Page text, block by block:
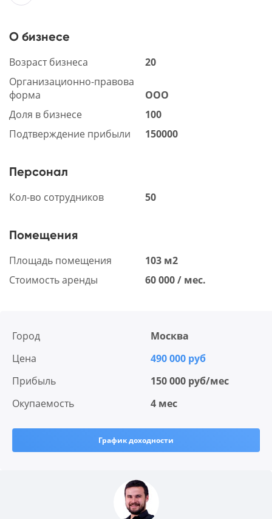
О бизнесе
Возраст бизнеса
20
Организационно-правова
форма
ООО
Доля в бизнесе
100
Подтверждение прибыли
150000
Персонал
Кол-во сотрудников 50
Помещения
Площадь помещения
103 м2
Стоимость аренды
60 000 / мес.
Город
Москва
Цена
490 000 руб
Прибыль
150 000 руб/мес
Окупаемость
4 мес
График доходности